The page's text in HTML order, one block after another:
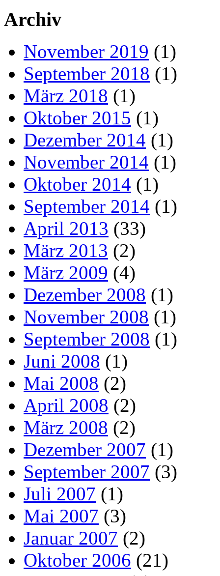
Archiv
November 2019 (1)
September 2018 (1)
März 2018 (1)
Oktober 2015 (1)
Dezember 2014 (1)
November 2014 (1)
Oktober 2014 (1)
September 2014 (1)
April 2013 (33)
März 2013 (2)
März 2009 (4)
Dezember 2008 (1)
November 2008 (1)
September 2008 (1)
Juni 2008 (1)
Mai 2008 (2)
April 2008 (2)
März 2008 (2)
Dezember 2007 (1)
September 2007 (3)
Juli 2007 (1)
Mai 2007 (3)
Januar 2007 (2)
Oktober 2006 (21)